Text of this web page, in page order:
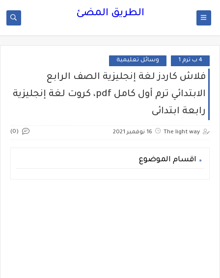
الطريق المضئ
4 ب ترم 1 وسائل تعليمية
فلاش كاردز لغة إنجليزية الصف الرابع
الابتدائي ترم أول كامل pdf، كروت لغة إنجليزية
رابعة ابتدائى
The light way 16 نوفمبر 2021 (0)
اقسام الموضوع